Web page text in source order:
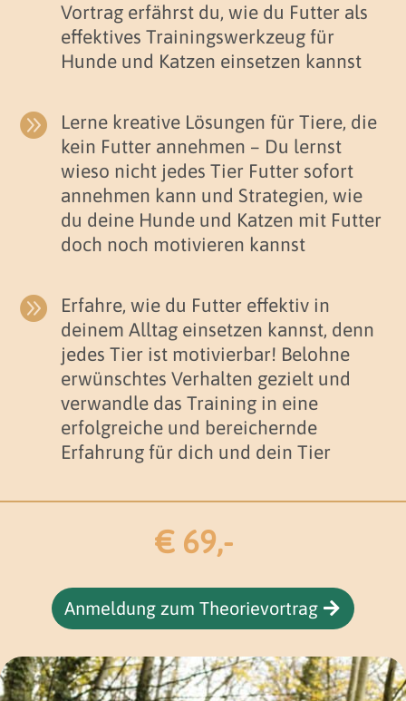
Vortrag erfährst du, wie du Futter als
effektives Trainingswerkzeug für
Hunde und Katzen einsetzen kannst

Lerne kreative Lösungen für Tiere, die
kein Futter annehmen – Du lernst
wieso nicht jedes Tier Futter sofort
annehmen kann und Strategien, wie
du deine Hunde und Katzen mit Futter
doch noch motivieren kannst

Erfahre, wie du Futter effektiv in
deinem Alltag einsetzen kannst, denn
jedes Tier ist motivierbar! Belohne
erwünschtes Verhalten gezielt und
verwandle das Training in eine
erfolgreiche und bereichernde
Erfahrung für dich und dein Tier
€ 69,-
Anmeldung zum Theorievortrag